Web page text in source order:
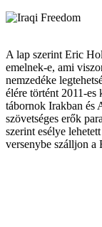
A lap szerint Eric
emelnek-e, ami
nemzedéke
élére történt 2011-es
tábornok Irakban és
szövetséges erők
szerint esélye
versenybe szálljon a